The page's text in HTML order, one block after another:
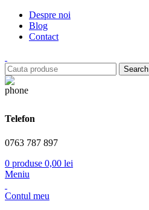
Despre noi
Blog
Contact
Search
Telefon
0763 787 897
0 produse 0,00 lei
Meniu
Contul meu